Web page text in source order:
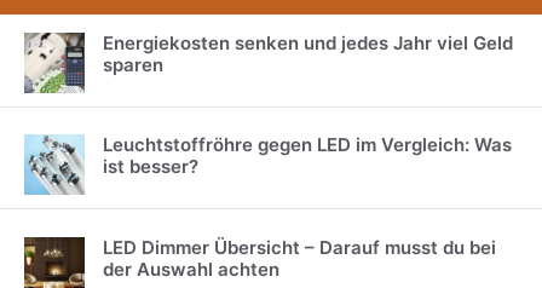
Energiekosten senken und jedes Jahr viel Geld
sparen
Leuchtstoffröhre gegen LED im Vergleich: Was
ist besser?
LED Dimmer Übersicht – Darauf musst du bei
der Auswahl achten